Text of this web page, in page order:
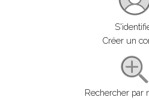
Créer un
Rechercher par